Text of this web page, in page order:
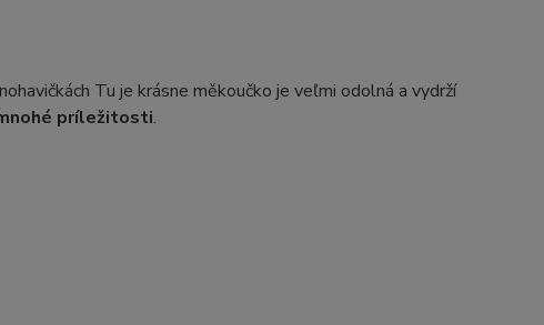
Tu je krásne měkoučko je veľmi odolná a vydrží
príležitosti.